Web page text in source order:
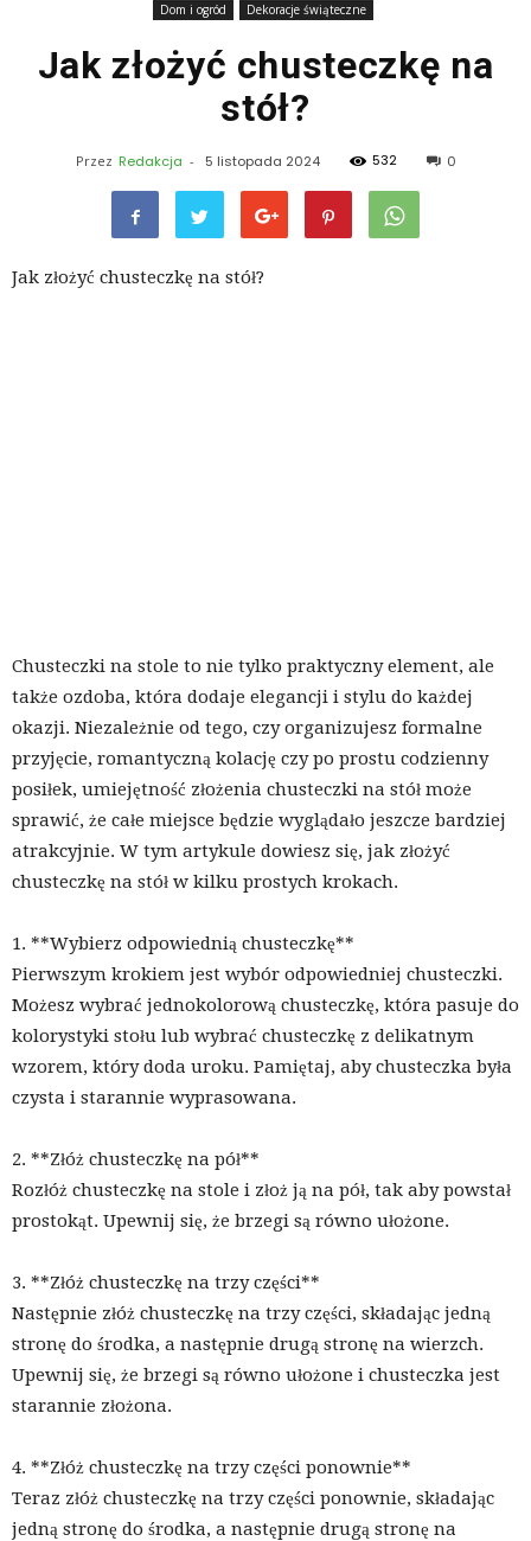
Dom i ogród Dekoracje świąteczne
Jak złożyć chusteczkę na
stół?
Przez Redakcja - 5 listopada 2024 532 0
Jak złożyć chusteczkę na stół?
Chusteczki na stole to nie tylko praktyczny element, ale
także ozdoba, która dodaje elegancji i stylu do każdej
okazji. Niezależnie od tego, czy organizujesz formalne
przyjęcie, romantyczną kolację czy po prostu codzienny
posiłek, umiejętność złożenia chusteczki na stół może
sprawić, że całe miejsce będzie wyglądało jeszcze bardziej
atrakcyjnie. W tym artykule dowiesz się, jak złożyć
chusteczkę na stół w kilku prostych krokach.
1. **Wybierz odpowiednią chusteczkę**
Pierwszym krokiem jest wybór odpowiedniej chusteczki.
Możesz wybrać jednokolorową chusteczkę, która pasuje do
kolorystyki stołu lub wybrać chusteczkę z delikatnym
wzorem, który doda uroku. Pamiętaj, aby chusteczka była
czysta i starannie wyprasowana.
2. **Złóż chusteczkę na pół**
Rozłóż chusteczkę na stole i złoż ją na pół, tak aby powstał
prostokąt. Upewnij się, że brzegi są równo ułożone.
3. **Złóż chusteczkę na trzy części**
Następnie złóż chusteczkę na trzy części, składając jedną
stronę do środka, a następnie drugą stronę na wierzch.
Upewnij się, że brzegi są równo ułożone i chusteczka jest
starannie złożona.
4. **Złóż chusteczkę na trzy części ponownie**
Teraz złóż chusteczkę na trzy części ponownie, składając
jedną stronę do środka, a następnie drugą stronę na